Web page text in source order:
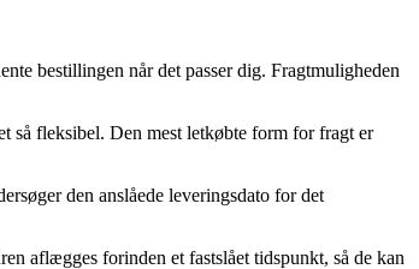
bestillingen når det passer dig. Fragtmuligheden
så fleksibel. Den mest letkøbte form for fragt er
den anslåede leveringsdato for det
aflægges forinden et fastslået tidspunkt, så de kan